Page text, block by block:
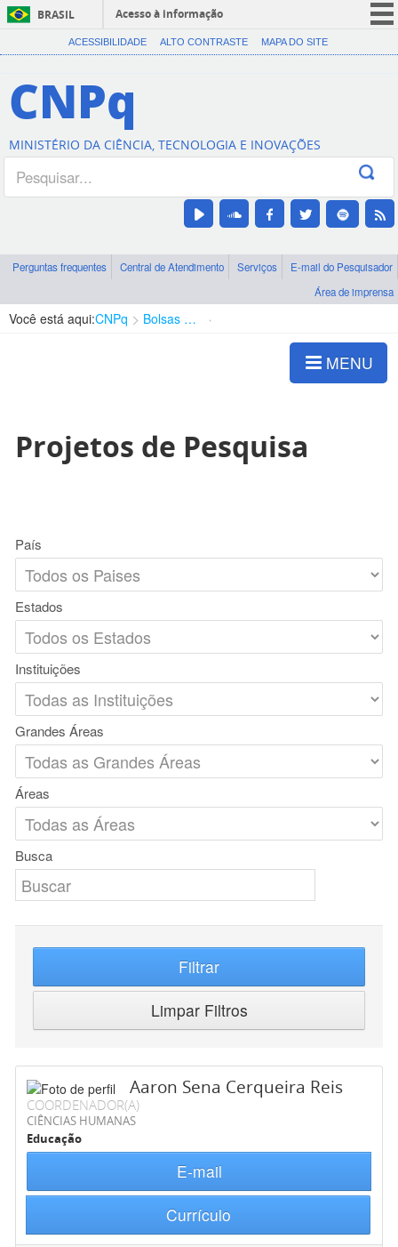
BRASIL
Acesso à informação
CORONAVÍRUS (COVID-19)
Canais
ACESSIBILIDADE ALTO CONTRASTE MAPA DO SITE
CNPq
MINISTÉRIO DA CIÊNCIA, TECNOLOGIA E INOVAÇÕES
Perguntas frequentes Central de Atendimento Serviços
E-mail do Pesquisador
Área de imprensa
Você está aqui:CNPq Bolsas e Auxílios Vigentes
MENU
Projetos de Pesquisa
País
Estados
Instituições
Grandes Áreas
Áreas
Busca
Filtrar
Limpar Filtros
Aaron Sena Cerqueira Reis
COORDENADOR(A)
CIÊNCIAS HUMANAS
Educação
E-mail
Currículo